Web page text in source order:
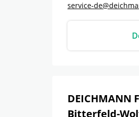
service-
DEICHMANN
Bitterfeld-